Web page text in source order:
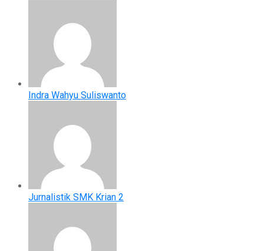
Indra Wahyu Suliswanto
Jurnalistik SMK Krian 2